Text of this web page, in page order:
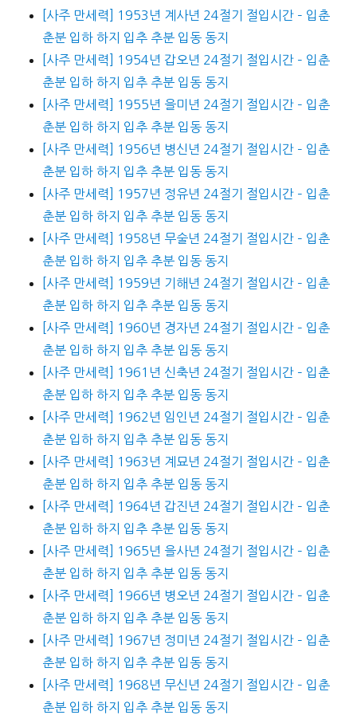
[사주 만세력] 1953년 계사년 24절기 절입시간 – 입춘
춘분 입하 하지 입추 추분 입동 동지
[사주 만세력] 1954년 갑오년 24절기 절입시간 – 입춘
춘분 입하 하지 입추 추분 입동 동지
[사주 만세력] 1955년 을미년 24절기 절입시간 – 입춘
춘분 입하 하지 입추 추분 입동 동지
[사주 만세력] 1956년 병신년 24절기 절입시간 – 입춘
춘분 입하 하지 입추 추분 입동 동지
[사주 만세력] 1957년 정유년 24절기 절입시간 – 입춘
춘분 입하 하지 입추 추분 입동 동지
[사주 만세력] 1958년 무술년 24절기 절입시간 – 입춘
춘분 입하 하지 입추 추분 입동 동지
[사주 만세력] 1959년 기해년 24절기 절입시간 – 입춘
춘분 입하 하지 입추 추분 입동 동지
[사주 만세력] 1960년 경자년 24절기 절입시간 – 입춘
춘분 입하 하지 입추 추분 입동 동지
[사주 만세력] 1961년 신축년 24절기 절입시간 – 입춘
춘분 입하 하지 입추 추분 입동 동지
[사주 만세력] 1962년 임인년 24절기 절입시간 – 입춘
춘분 입하 하지 입추 추분 입동 동지
[사주 만세력] 1963년 계묘년 24절기 절입시간 – 입춘
춘분 입하 하지 입추 추분 입동 동지
[사주 만세력] 1964년 갑진년 24절기 절입시간 – 입춘
춘분 입하 하지 입추 추분 입동 동지
[사주 만세력] 1965년 을사년 24절기 절입시간 – 입춘
춘분 입하 하지 입추 추분 입동 동지
[사주 만세력] 1966년 병오년 24절기 절입시간 – 입춘
춘분 입하 하지 입추 추분 입동 동지
[사주 만세력] 1967년 정미년 24절기 절입시간 – 입춘
춘분 입하 하지 입추 추분 입동 동지
[사주 만세력] 1968년 무신년 24절기 절입시간 – 입춘
춘분 입하 하지 입추 추분 입동 동지